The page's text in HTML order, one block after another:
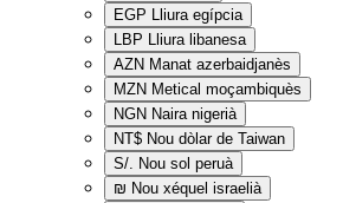
EGP Lliura egípcia
LBP Lliura libanesa
AZN Manat azerbaidjanès
MZN Metical moçambiquès
NGN Naira nigerià
NT$ Nou dòlar de Taiwan
S/. Nou sol peruà
₪ Nou xéquel israelià